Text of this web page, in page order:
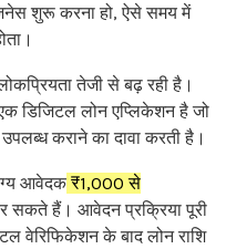
शुरू करना हो, ऐसे समय में
तेजी से बढ़ रही है।
डिजिटल लोन एप्लिकेशन है जो
कराने का दावा करती है।
आवेदक ₹1,000 से
सकते हैं। आवेदन प्रक्रिया पूरी
वेरिफिकेशन के बाद लोन राशि